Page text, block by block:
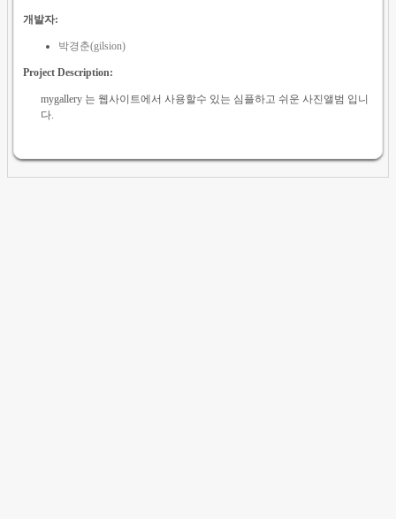
개발자:
박경춘(gilsion)
Project Description:
mygallery 는 웹사이트에서 사용할수 있는 심플하고 쉬운 사진앨범 입니
다.